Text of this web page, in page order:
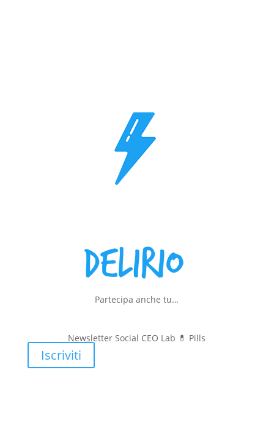
Partecipa anche tu…
Newsletter Social CEO Lab 💊 Pills
Iscriviti